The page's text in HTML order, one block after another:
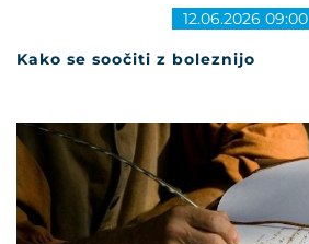
Kako se soočiti z boleznijo
12.06.2026 09:00